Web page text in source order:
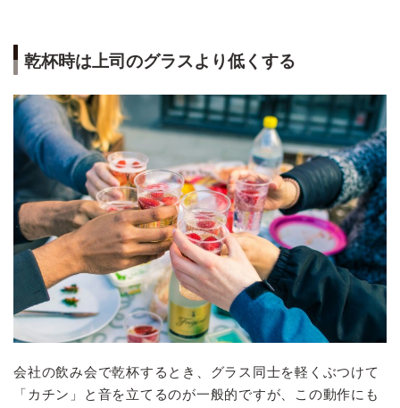
乾杯時は上司のグラスより低くする
会社の飲み会で乾杯するとき、グラス同士を軽くぶつけて
「カチン」と音を立てるのが一般的ですが、この動作にも